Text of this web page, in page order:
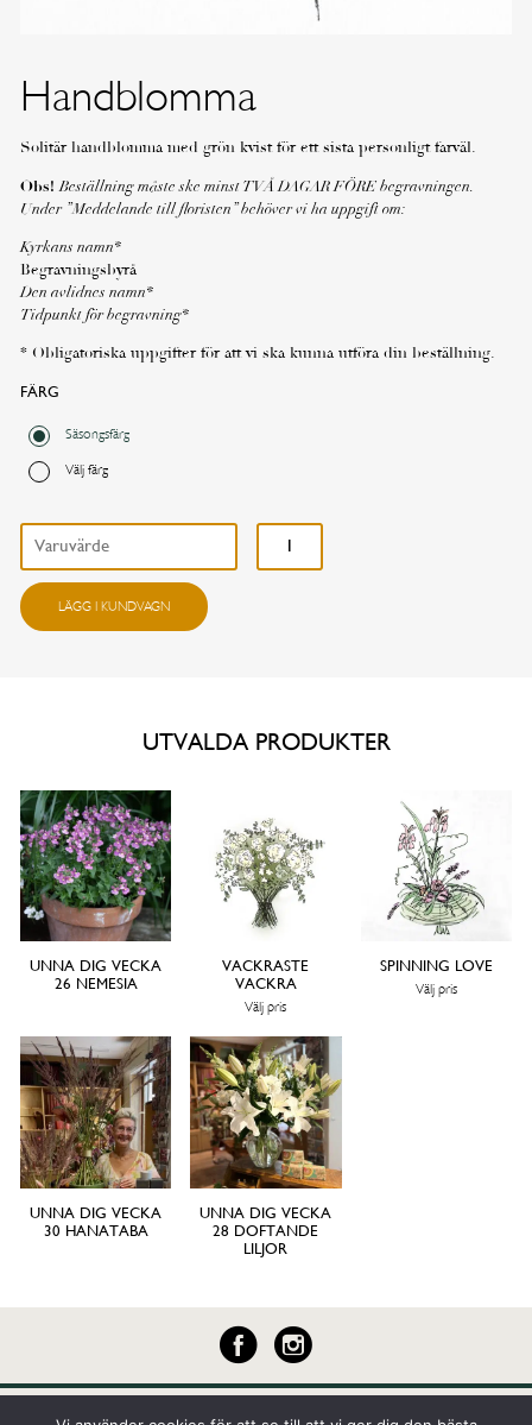
Handblomma
Solitär handblomma med grön kvist för ett sista personligt farväl.
Obs! Beställning måste ske minst TVÅ DAGAR FÖRE begravningen.
Under ”Meddelande till floristen” behöver vi ha uppgift om:
Kyrkans namn*
Begravningsbyrå
Den avlidnes namn*
Tidpunkt för begravning*
* Obligatoriska uppgifter för att vi ska kunna utföra din beställning.
FÄRG
Säsongsfärg
Välj färg
Handblomma mängd
LÄGG I KUNDVAGN
UTVALDA PRODUKTER
UNNA DIG VECKA
26 NEMESIA
VACKRASTE
VACKRA
Välj pris
SPINNING LOVE
Välj pris
UNNA DIG VECKA
30 HANATABA
UNNA DIG VECKA
28 DOFTANDE
LILJOR
Annat datum